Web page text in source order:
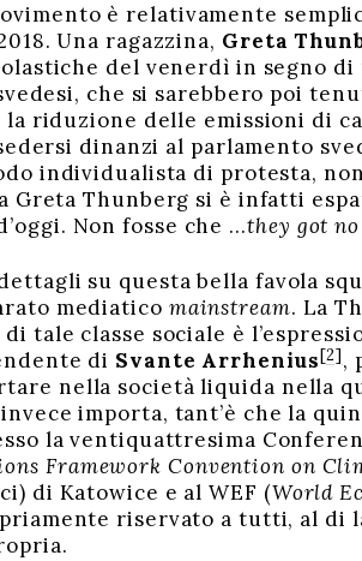
è relativamente
Una ragazzina, Greta
del venerdì in segno
che si sarebbero poi
riduzione delle emissioni di
dinanzi al parlamento
individualista di protesta,
Thunberg si è infatti
Non fosse che …they got
su questa bella favola
mediatico mainstream. La
tale classe sociale è
di Svante Arrhenius[2],
nella società liquida nella
importa, tant’è che la
la ventiquattresima
Framework Convention on
di Katowice e al WEF (World
riservato a tutti, al di